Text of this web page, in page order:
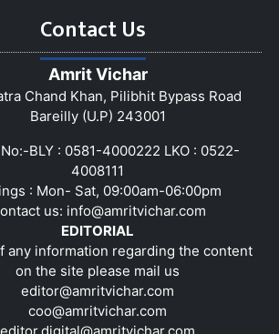
Contact Us
Amrit Vichar
Chand Khan, Pilibhit Bypass Road
Bareilly (U.P) 243001
BLY : 0581-4000222 LKO : 0522-
4008111
: Mon- Sat, 09:00am-06:00pm
us: info@amritvichar.com
EDITORIAL
any information regarding the content
on the site please mail us
editor@amritvichar.com
coo@amritvichar.com